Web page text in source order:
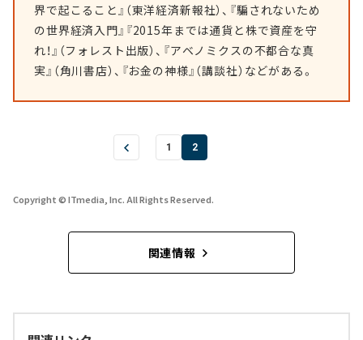
界で起こること』（東洋経済新報社）、『騙されないため
の世界経済入門』『2015年までは通貨と株で資産を守
れ！』（フォレスト出版）、『アベノミクスの不都合な真
実』（角川書店）、『お金の神様』（講談社）などがある。
1 2
Copyright © ITmedia, Inc. All Rights Reserved.
関連情報